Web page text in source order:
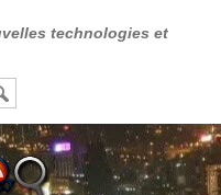
technologies et